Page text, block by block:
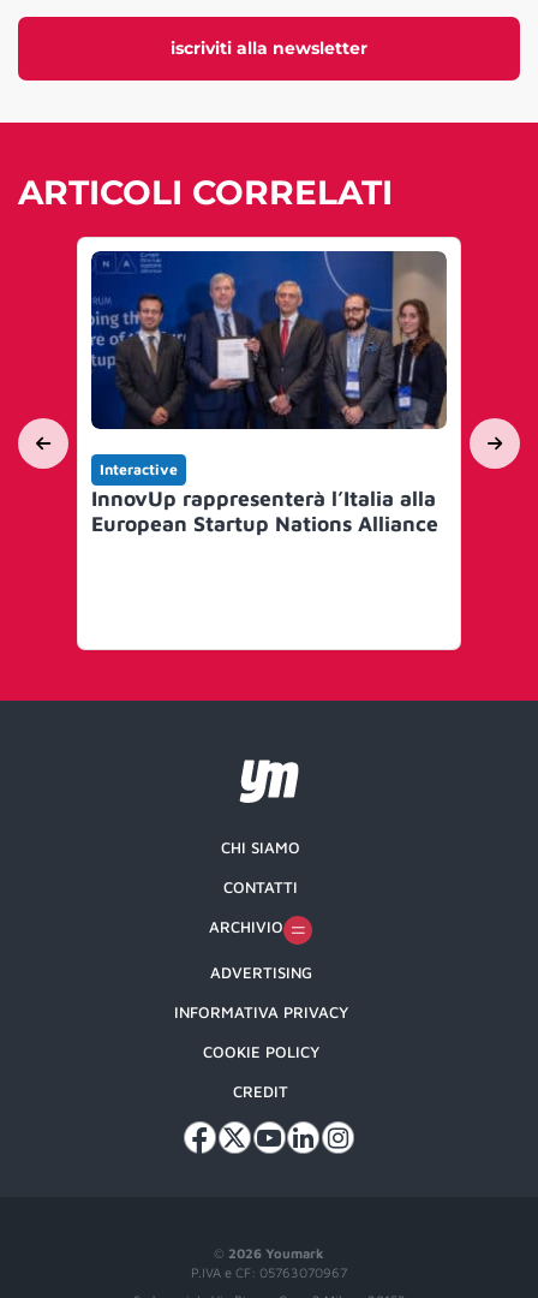
iscriviti alla newsletter
ARTICOLI CORRELATI
Interactive
InnovUp rappresenterà l’Italia alla
European Startup Nations Alliance
© 2026 Youmark
P.IVA e CF: 05763070967
CHI SIAMO
CONTATTI
ARCHIVIO
ADVERTISING
INFORMATIVA PRIVACY
COOKIE POLICY
CREDIT